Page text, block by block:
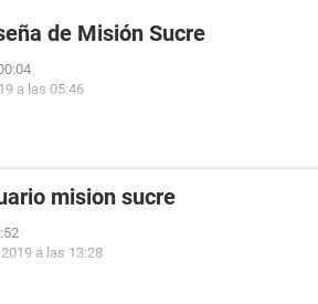
de Misión Sucre
a las 05:46
mision sucre
a las 13:28